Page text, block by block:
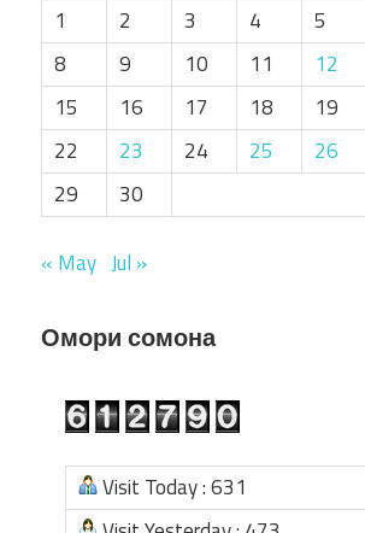
1
2 3 4 5
8
9 10 11 12
15
16 17 18 19
22
23 24 25 26
29
30
« May Jul »
Омори сомона
Visit Today : 631